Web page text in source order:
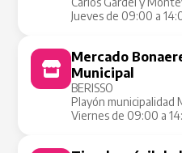
Jueves de 09:00 a
Mercado
Municipal
BERISSO
Playón municipalidad
Viernes de 09:00 a